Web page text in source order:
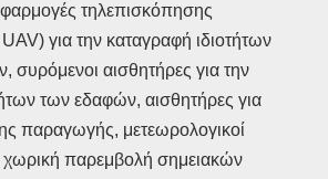
τηλεπισκόπησης
για την καταγραφή ιδιοτήτων
συρόμενοι αισθητήρες για την
των εδαφών, αισθητήρες για
παραγωγής, μετεωρολογικοί
χωρική παρεμβολή σημειακών